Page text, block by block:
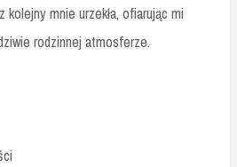
mnie urzekła, ofiarując mi
rodzinnej atmosferze.